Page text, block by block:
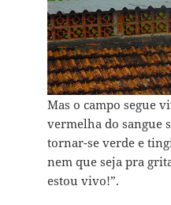
Mas o campo segue
vermelha do sangue
tornar-se verde e
nem que seja pra
estou vivo!”.